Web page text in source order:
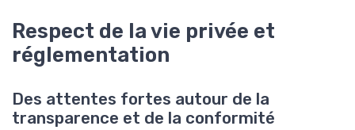
Respect de la vie privée et
réglementation
Des attentes fortes autour de la
transparence et de la conformité